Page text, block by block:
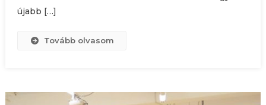
újabb […]
Tovább olvasom